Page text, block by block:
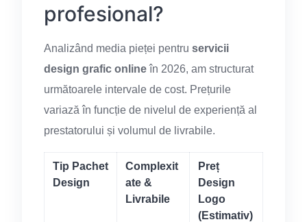
profesional?
Analizând media pieței pentru servicii
design grafic onlineîn 2026, am structurat
următoarele intervale de cost. Prețurile
variază în funcție de nivelul de experiență al
prestatorului și volumul de livrabile.
Tip Pachet
Design
Complexit
ate &
Livrabile
Preț
Design
Logo
(Estimativ)